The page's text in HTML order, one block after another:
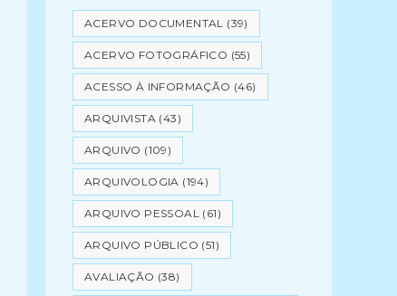
ACERVO DOCUMENTAL (39)
ACERVO FOTOGRÁFICO (55)
ACESSO À INFORMAÇÃO (46)
ARQUIVISTA (43)
ARQUIVO (109)
ARQUIVOLOGIA (194)
ARQUIVO PESSOAL (61)
ARQUIVO PÚBLICO (51)
AVALIAÇÃO (38)